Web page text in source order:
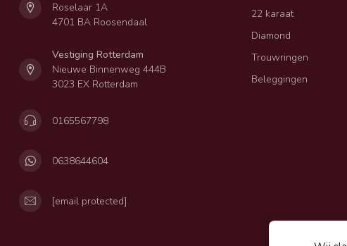
Roselaar 1A
4701 BA Roosendaal
Vestiging Rotterdam
Nieuwe Binnenweg 444B
3023 EX Rotterdam
0165567798
0638644604
[email protected]
22 karaat
Diamond
Trouwringen
Beleggingen